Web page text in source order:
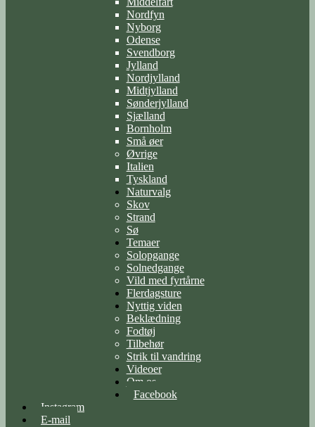
Nordfyn
Nyborg
Odense
Svendborg
Jylland
Nordjylland
Midtjylland
Sønderjylland
Sjælland
Bornholm
Små øer
Øvrige
Italien
Tyskland
Naturvalg
Skov
Strand
Sø
Temaer
Solopgange
Solnedgange
Vild med fyrtårne
Flerdagsture
Nyttig viden
Beklædning
Fodtøj
Tilbehør
Strik til vandring
Videoer
Om os
Facebook
Instagram
E-mail